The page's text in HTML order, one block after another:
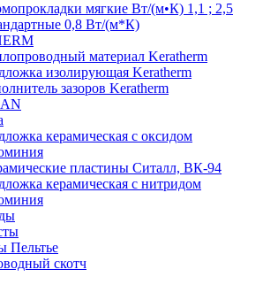
мягкие Вт/(м•К) 1,1 ; 2,5
0,8 Вт/(м*К)
материал Keratherm
изолирующая Keratherm
зазоров Keratherm
керамическая с оксидом
пластины Ситалл, ВК-94
керамическая с нитридом
Пельтье
скотч